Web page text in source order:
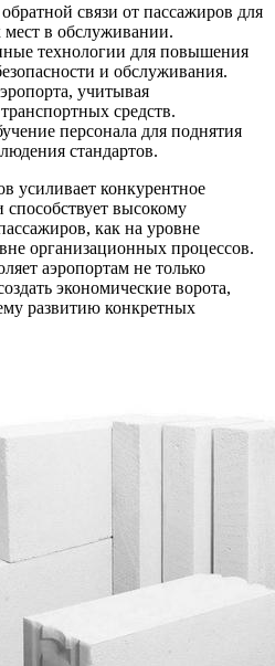
связи от пассажиров для
в обслуживании.
технологии для повышения
и обслуживания.
учитывая
средств.
персонала для поднятия
стандартов.
усиливает конкурентное
высокому
как на уровне
организационных процессов.
аэропортам не только
экономические ворота,
развитию конкретных